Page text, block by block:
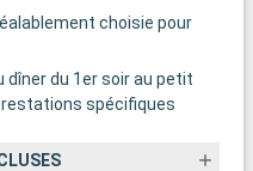
choisie pour
dîner du 1er soir au petit
spécifiques